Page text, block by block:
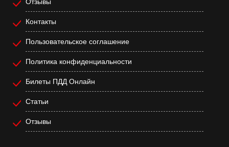
Контакты
Пользовательское соглашение
Политика конфиденциальности
Билеты ПДД Онлайн
Статьи
Отзывы